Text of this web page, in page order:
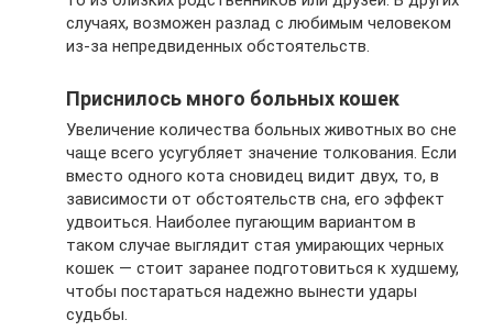
случаях, возможен разлад с любимым человеком
из-за непредвиденных обстоятельств.
Приснилось много больных кошек
Увеличение количества больных животных во сне
чаще всего усугубляет значение толкования. Если
вместо одного кота сновидец видит двух, то, в
зависимости от обстоятельств сна, его эффект
удвоиться. Наиболее пугающим вариантом в
таком случае выглядит стая умирающих черных
кошек — стоит заранее подготовиться к худшему,
чтобы постараться надежно вынести удары
судьбы.